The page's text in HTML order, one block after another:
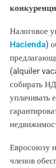
Налоговое
Hacienda)
(alquiler
собирать
уплачивать
Евросоюзу
членов